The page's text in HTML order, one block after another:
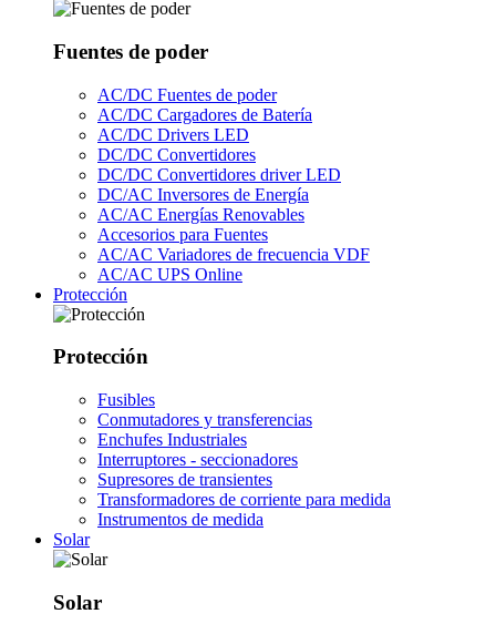
Fuentes de poder
AC/DC Fuentes de poder
AC/DC Cargadores de Batería
AC/DC Drivers LED
DC/DC Convertidores
DC/DC Convertidores driver LED
DC/AC Inversores de Energía
AC/AC Energías Renovables
Accesorios para Fuentes
AC/AC Variadores de frecuencia VDF
AC/AC UPS Online
Protección
Protección
Fusibles
Conmutadores y transferencias
Enchufes Industriales
Interruptores - seccionadores
Supresores de transientes
Transformadores de corriente para medida
Instrumentos de medida
Solar
Solar